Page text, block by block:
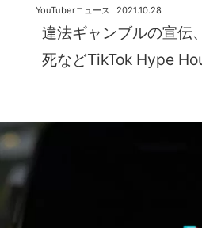
違法ギャンブルの宣伝
死などTikTok Hype
2021.10.28
YouTuberニュース